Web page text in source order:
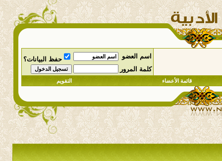
اسم العضو
حفظ البيانات؟
كلمة المرور
قائمة الأعضاء التقويم